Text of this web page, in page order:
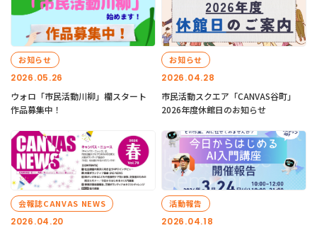
2026.05.26
お知らせ
ウォロ「市民活動川柳」欄スタート
作品募集中！
2026.04.28
お知らせ
市民活動スクエア「CANVAS谷町」
2026年度休館日のお知らせ
2026.04.20
会報誌CANVAS NEWS
2026.04.18
活動報告